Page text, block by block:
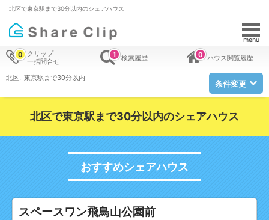
北区で東京駅まで30分以内のシェアハウス
menu
クリップ
一括問合せ
0 検索履歴
1 ハウス閲覧履歴
0
北区 東京駅まで30分以内
条件変更
北区で東京駅まで30分以内のシェアハウス
おすすめシェアハウス
スペースワン飛鳥山公園前